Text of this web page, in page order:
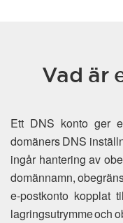
Vad är
Ett DNS konto ger
domäners DNS
ingår hantering av
domännamn,
e-postkonto kopplat
lagringsutrymme och